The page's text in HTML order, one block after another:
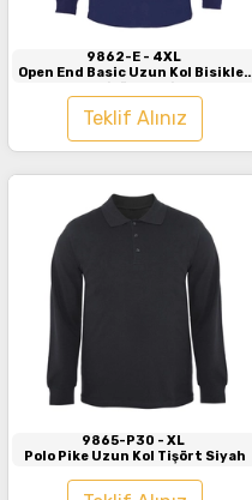
9862-E - 4XL
Open End Basic Uzun Kol Bisiklet
Teklif Alınız
9865-P30 - XL
Polo Pike Uzun Kol Tişört Siyah